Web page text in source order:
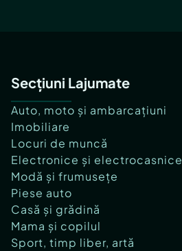
Secțiuni Lajumate
Auto, moto și ambarcațiuni
Imobiliare
Locuri de muncă
Electronice și electrocasnice
Modă și frumusețe
Piese auto
Casă și grădină
Mama și copilul
Sport, timp liber, artă